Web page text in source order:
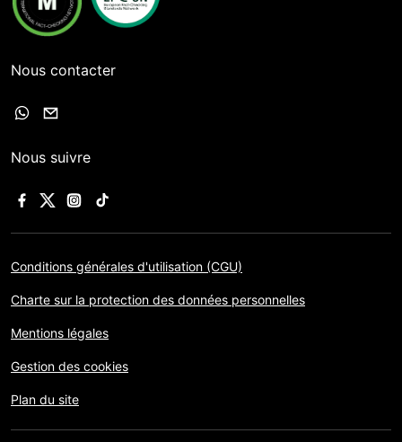
Nous contacter
Nous suivre
Conditions générales d'utilisation (CGU)
Charte sur la protection des données personnelles
Mentions légales
Gestion des cookies
Plan du site